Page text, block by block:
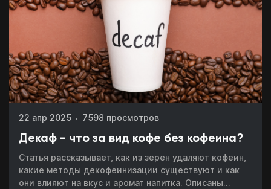
22 апр 2025 7598 просмотров
Декаф - что за вид кофе без кофеина?
Статья рассказывает, как из зерен удаляют кофеин,
какие методы декофеинизации существуют и как
они влияют на вкус и аромат напитка. Описаны